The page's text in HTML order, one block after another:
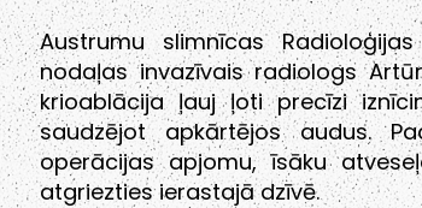
Austrumu slimnīcas
nodaļas invazīvais radiologs
krioablācija ļauj ļoti precīzi
saudzējot apkārtējos audus.
operācijas apjomu, īsāku
atgriezties ierastajā dzīvē.